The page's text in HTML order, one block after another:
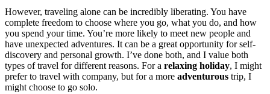
However, traveling alone can be incredibly liberating. You have
complete freedom to choose where you go, what you do, and how
you spend your time. You’re more likely to meet new people and
have unexpected adventures. It can be a great opportunity for self-
discovery and personal growth. I’ve done both, and I value both
types of travel for different reasons. For a relaxing holiday, I might
prefer to travel with company, but for a more adventurous trip, I
might choose to go solo.